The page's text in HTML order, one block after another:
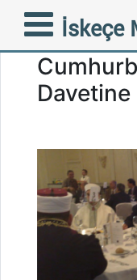
İskeçe
İskeçe
Mete,
Davetine